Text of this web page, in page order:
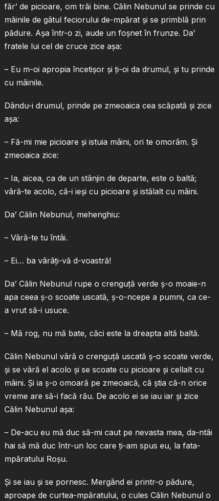
făr’ de picioare, om trăi bine. Călin Nebunul se prinde cu
mâinile de gâtul feciorului de-mpărat şi se primblă prin
pădure. Aşa într-o zi, aude un foşnet în frunze. Da’
fratele lui cel de cruce zice aşa:
– Eu m-oi apropia încetişor şi ţi-oi da drumul, şi tu prinde
cu mâinile.
Dându-i drumul, prinde pe zmeoaica cea scăpată şi zice
aşa:
– Fă-mi mie picioare şi istuia mâini, ori te omorâm. Şi
zmeoaica zice:
– Ia, aicea, ca de un stânjin de departe, este o baltă;
vâră-te acolo, că-i ieşi cu picioare şi istălalt cu mâini.
Da’ Călin Nebunul, mehenghiu:
– Vâră-te tu întâi.
– Ei… ba vârâţi-vă d-voastră!
Da’ Călin Nebunul rupe o crenguţă verde ş-o moaie-n
apa ceea ş-o scoate uscată, ş-o-ncepe a pumni, ca ce-
a vrut să-i usuce.
– Mă rog, nu mă bate, căci este la dreapta altă baltă.
Călin Nebunul vâră o crenguţă uscată ş-o scoate verde,
şi se vâră el acolo şi se scoate cu picioare şi cellalt cu
mâini. Şi ia ş-o omoară pe zmeoaică, că ştia că-n orice
vreme are să-i facă rău. De acolo ei se iau iar şi zice
Călin Nebunul aşa:
– De-acu eu mă duc să-mi caut pe nevasta mea, da-ntâi
hai să mă duc într-un loc care ţi-am spus eu, la fata-
mpăratului Roşu.
Şi se iau şi se pornesc. Mergând ei printr-o pădure,
aproape de curtea-mpăratului, o cules Călin Nebunul o